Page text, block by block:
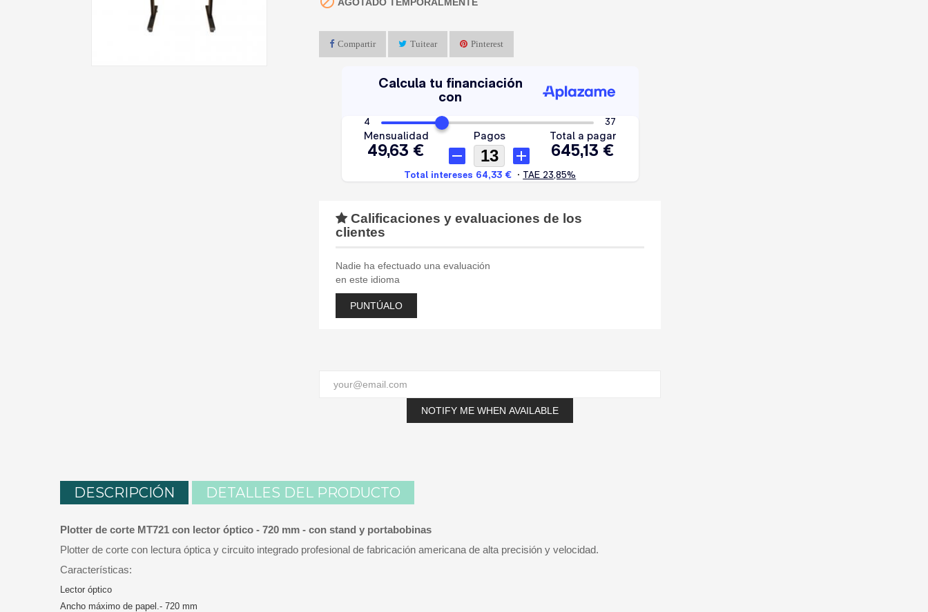
Compartir Tuitear Pinterest
Calificaciones y evaluaciones de los
clientes
Nadie ha efectuado una evaluación
en este idioma
PUNTÚALO
NOTIFY ME WHEN AVAILABLE
DESCRIPCIÓN DETALLES DEL PRODUCTO
Plotter de corte MT721 con lector óptico - 720 mm - con stand y portabobinas
Plotter de corte con lectura óptica y circuito integrado profesional de fabricación americana de alta precisión y velocidad.
Características:
Lector óptico
Ancho máximo de papel.- 720 mm